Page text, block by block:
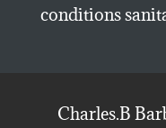
conditions
Charles.B